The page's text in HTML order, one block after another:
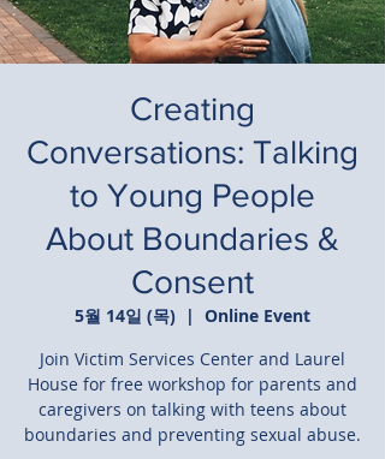
Creating
Conversations: Talking
to Young People
About Boundaries &
Consent
5월 14일 (목)
  |
Online Event
Join Victim Services Center and Laurel
House for free workshop for parents and
caregivers on talking with teens about
boundaries and preventing sexual abuse.